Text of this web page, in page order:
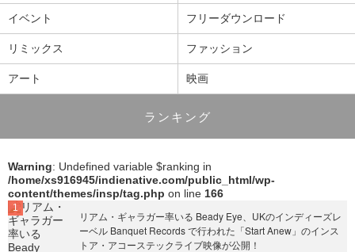
イベント フリーダウンロード
リミックス ファッション
アート 映画
ランキング
Warning: Undefined variable $ranking in
/home/xs916945/indienative.com/public_html/wp-
content/themes/insp/tag.php on line 166
リアム・ギャラガー率いる Beady Eye、UKのインディーズレ
ーベル Banquet Records で行われた「Start Anew」のインス
トア・アコーステックライブ映像が公開！